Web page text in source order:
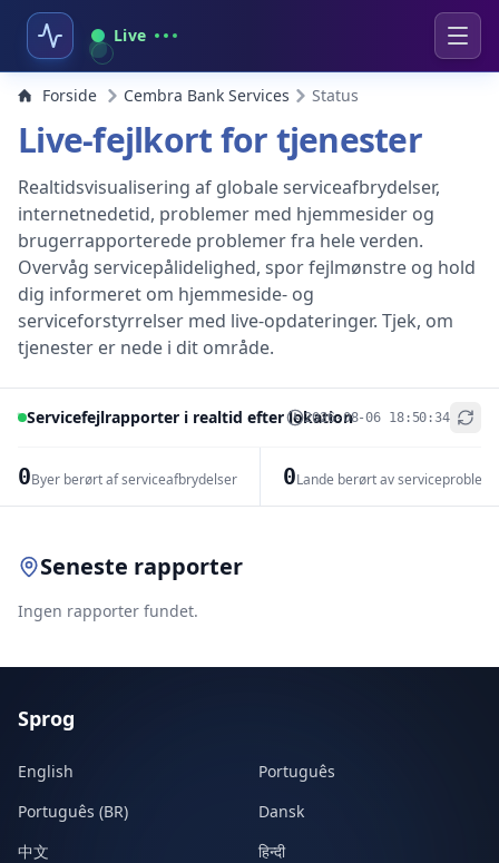
Live
Forside Cembra Bank Services Status
Live-fejlkort for tjenester
Realtidsvisualisering af globale serviceafbrydelser,
internetnedetid, problemer med hjemmesider og
brugerrapporterede problemer fra hele verden.
Overvåg servicepålidelighed, spor fejlmønstre og hold
dig informeret om hjemmeside- og
serviceforstyrrelser med live-opdateringer. Tjek, om
tjenester er nede i dit område.
Servicefejlrapporter i realtid efter lokation2026-08-06 18:50:34
0Byer berørt af serviceafbrydelser 0Lande berørt av
+
Seneste rapporter
Ingen rapporter fundet.
Sprog
English
Português
Português (BR)
Dansk
中文
हिन्दी